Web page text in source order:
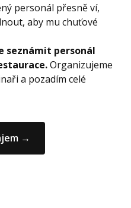
personál přesně ví,
aby mu chuťové
seznámit personál
Organizujeme
a pozadím celé
→